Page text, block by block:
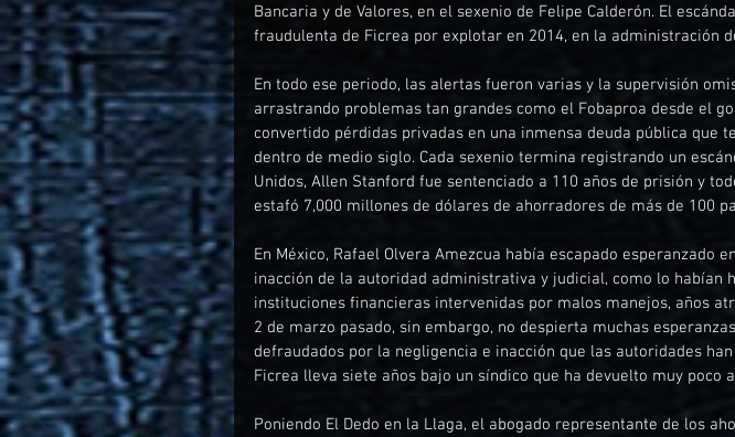
Bancaria y de Valores, en el sexenio de Felipe Calderón. El
fraudulenta de Ficrea por explotar en 2014, en la administración
En todo ese periodo, las alertas fueron varias y la supervisión
arrastrando problemas tan grandes como el Fobaproa desde el
convertido pérdidas privadas en una inmensa deuda pública que
dentro de medio siglo. Cada sexenio termina registrando un
Unidos, Allen Stanford fue sentenciado a 110 años de prisión y
estafó 7,000 millones de dólares de ahorradores de más de 100
En México, Rafael Olvera Amezcua había escapado esperanzado
inacción de la autoridad administrativa y judicial, como lo habían
instituciones financieras intervenidas por malos manejos, años
2 de marzo pasado, sin embargo, no despierta muchas
defraudados por la negligencia e inacción que las autoridades
Ficrea lleva siete años bajo un síndico que ha devuelto muy poco
Poniendo El Dedo en la Llaga, el abogado representante de los